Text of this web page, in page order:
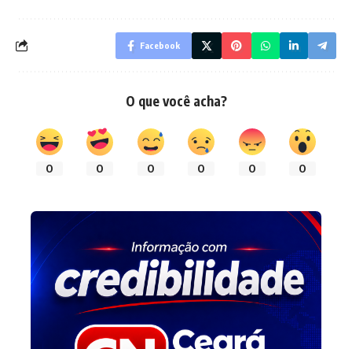
Facebook
O que você acha?
0 0 0 0 0 0